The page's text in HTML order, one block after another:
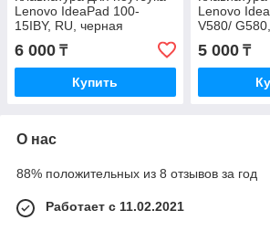
Lenovo IdeaPad 100-
15IBY, RU, черная
6 000 ₸
Купить
Lenovo
V580/
5 000₸
О нас
88% положительных из 8 отзывов за год
Работает с 11.02.2021